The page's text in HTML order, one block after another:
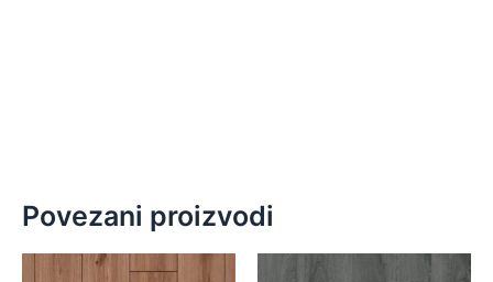
Povezani proizvodi